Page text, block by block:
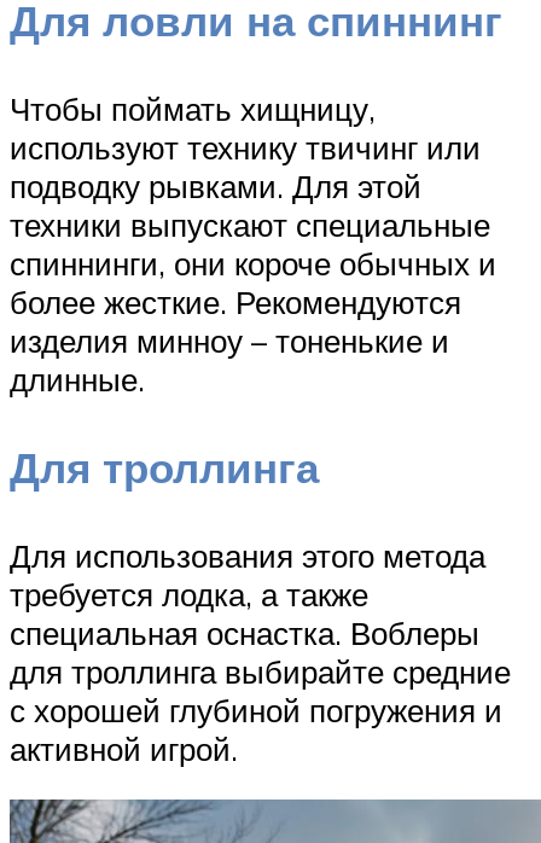
Для ловли на спиннинг
Чтобы поймать хищницу,
используют технику твичинг или
подводку рывками. Для этой
техники выпускают специальные
спиннинги, они короче обычных и
более жесткие. Рекомендуются
изделия минноу – тоненькие и
длинные.
Для троллинга
Для использования этого метода
требуется лодка, а также
специальная оснастка. Воблеры
для троллинга выбирайте средние
с хорошей глубиной погружения и
активной игрой.